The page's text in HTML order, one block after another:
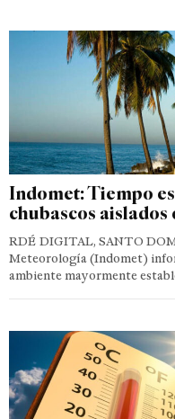
Indomet: Tiempo
chubascos aislados
RDÉ DIGITAL, SANTO
Meteorología (Indomet)
ambiente mayormente